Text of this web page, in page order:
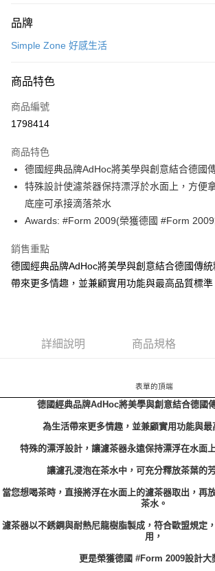
信用卡一次付款
Apple Pay
街口支付
Google Pay
全盈+PAY
大哥付你分期
相關說明
1.本服務由台灣大哥大提供，台灣大哥大用戶可立即使
2.付款方式選擇「大哥付你分期」，訂單成立後會自
流程，驗證手機門號後，選擇欲分期的期數、繳款截止
成交易。
法說明評估內容。
2.透過簡訊連結打開帳單後，可選擇「超商條碼／台灣
帳／街口支付／iPASS MONEY」等通路繳費。
【注意事項】
用戶於交易時，得透過本服務購買商品或服務，並由
買賣價金債權讓與本公司後，依約使用本公司帳單繳
2.基於同意付款使用「大哥付你分期」之契約關係目的
資料（包含姓名、電話或地址）提供予台灣大哥大進
由本公司與您本人進行分期帳單所需資料之確認、核對
AFTEE先享後付
相關說明
【關於「AFTEE先享後付」】
３．安心：先確認商品／服務後，再付款。
１．於結帳方式選擇「AFTEE先享後付」後，將跳轉
結帳頁面，進行簡訊認證並確認金額後，即可完成結
２．訂單成立數日內，您將收到繳費通知簡訊。
３．收到繳費通知簡訊後14天內，點擊此簡訊中的連
ATM／網路銀行／等多元方式進行付款，方視為交易
※ 請注意：結帳手續完成當下不需立刻繳費，但若您
後付繳納相關費用。
是否繳費成功／繳費後需取消欲退款等相關疑問，請
https://netprotections.freshdesk.com/
【注意事項】
１．透過由恩沛科技股份有限公司提供之「AFTEE先
易，需依本服務之必要範圍內提供個人資料，並將交
付款後全家取貨
每筆NT$100，滿NT$1,000(含以上)免運費
請自備購物袋，若需購買紙袋可現場詢問
免運費
品牌
Simple Zone 好感生活
商品特色
商品編號
1798414
商品特色
德國經典品牌AdHoc將美學與創意結合德國
特殊設計使濾茶器保持漂浮於水面上，方便
底座可承接滴落茶水
Awards: #Form 2009(榮獲德國 #Form
銷售重點
德國經典品牌AdHoc將美學與創意結合德國傳
帶來更多情趣，並兼顧實用功能與最高品質標準
詳細說明 商品規格
表單的頂端
德國經典品牌AdHoc將美學與創意結合德國
為生活帶來更多情趣，並兼顧實用功能與最
特殊的漂浮設計，讓濾茶器永遠保持漂浮在水面
讓濾孔浸泡在茶水中，可充分釋放茶葉的
當您想喝茶時，直接將浮在水面上的濾茶器取出，再
茶水。
濾茶器以不銹鋼與耐熱尼龍樹脂製成，符合歐盟規定
用，
更是榮獲德國 #Form 2009設計大